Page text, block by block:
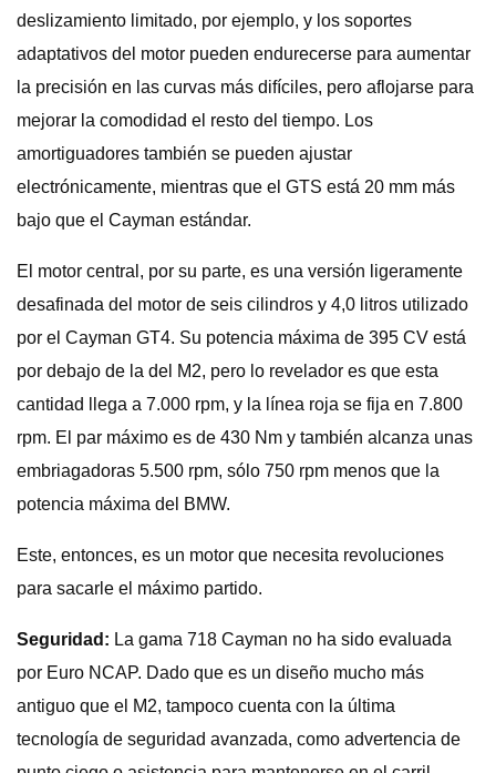
deslizamiento limitado, por ejemplo, y los soportes
adaptativos del motor pueden endurecerse para aumentar
la precisión en las curvas más difíciles, pero aflojarse para
mejorar la comodidad el resto del tiempo. Los
amortiguadores también se pueden ajustar
electrónicamente, mientras que el GTS está 20 mm más
bajo que el Cayman estándar.
El motor central, por su parte, es una versión ligeramente
desafinada del motor de seis cilindros y 4,0 litros utilizado
por el Cayman GT4. Su potencia máxima de 395 CV está
por debajo de la del M2, pero lo revelador es que esta
cantidad llega a 7.000 rpm, y la línea roja se fija en 7.800
rpm. El par máximo es de 430 Nm y también alcanza unas
embriagadoras 5.500 rpm, sólo 750 rpm menos que la
potencia máxima del BMW.
Este, entonces, es un motor que necesita revoluciones
para sacarle el máximo partido.
Seguridad: La gama 718 Cayman no ha sido evaluada
por Euro NCAP. Dado que es un diseño mucho más
antiguo que el M2, tampoco cuenta con la última
tecnología de seguridad avanzada, como advertencia de